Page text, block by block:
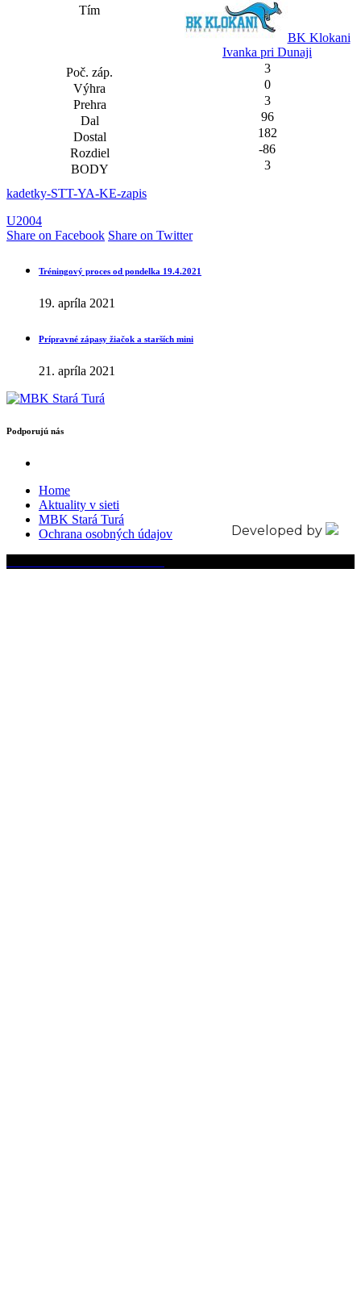
BK Klokani
Ivanka pri Dunaji
3
0
3
96
182
-86
3
kadetky-STT-YA-KE-zapis
U2004
Share on Facebook Share on Twitter
Tréningový proces od pondelka 19.4.2021
19. apríla 2021
Prípravné zápasy žiačok a starších mini
21. apríla 2021
Podporujú nás
Home
Aktuality v sieti
MBK Stará Turá
Ochrana osobných údajov
Developed by